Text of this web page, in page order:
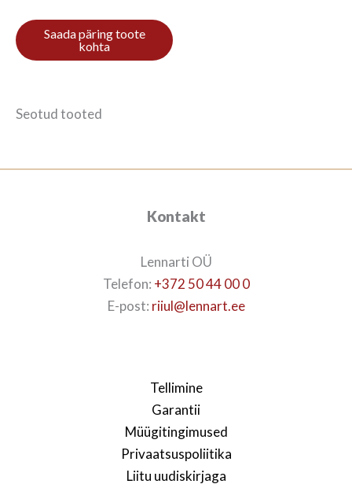
Ole esimene, kes hindab toodet
Seotud tooted
Kontakt
Lennarti OÜ
Telefon: +372 50 44 00 0
E-post: riiul@lennart.ee
Tellimine
Garantii
Müügitingimused
Privaatsuspoliitika
Liitu uudiskirjaga